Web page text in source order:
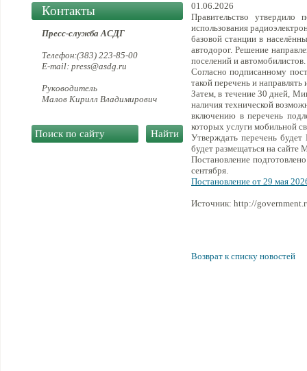
Контакты
Пресс-служба АСДГ
Телефон:(383) 223-85-00
E-mail: press@asdg.ru
Руководитель
Малов Кирилл Владимирович
01.06.2026
Правительство утвердило
использования
базовой станции в
автодорог. Решение
поселений и автомобилистов.
Согласно подписанному
такой перечень и
Затем, в течение 30 дней,
наличия технической
включению в перечень
которых услуги мобильной
Утверждать перечень
будет размещаться на сайте
Постановление
сентября.
Постановление от 29 мая
Источник: http://
Возврат к списку новостей